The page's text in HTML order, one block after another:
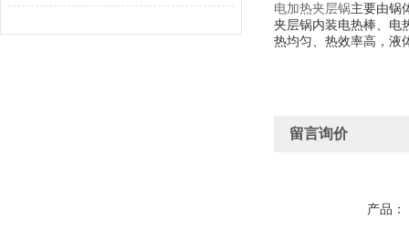
电加热夹层锅主要由锅
夹层锅内装电热棒、电
热均匀、热效率高，液
留言询价
产品：